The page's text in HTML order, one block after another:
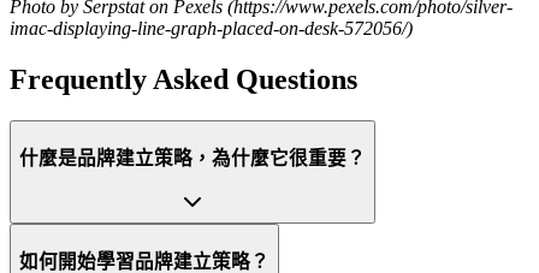
Photo by Serpstat on Pexels (https://www.pexels.com/photo/silver-
imac-displaying-line-graph-placed-on-desk-572056/)
Frequently Asked Questions
什麼是品牌建立策略，為什麼它很重要？
如何開始學習品牌建立策略？